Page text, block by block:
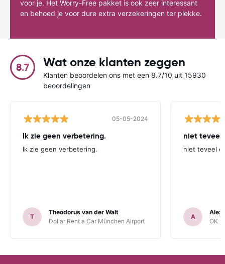
voor je. Het Worry-Free pakket is ook zeer interessant
en behoed je voor dure extra verzekeringen ter plekke.
8.7 Wat onze klanten zeggen
Klanten beoordelen ons met een 8.7/10 uit 15930
beoordelingen
05-05-2024
Ik zie geen verbetering.
Ik zie geen verbetering.
T
Theodorus van der Walt
Dollar Rent a Car München Airport
niet teveel
niet teveel
A
OK